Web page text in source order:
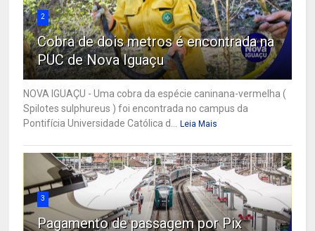
2
Cobra de dois metros é encontrada na
PUC de Nova Iguaçu
NOVA IGUAÇU - Uma cobra da espécie caninana-vermelha (
Spilotes sulphureus ) foi encontrada no campus da
Pontifícia Universidade Católica d...
Leia Mais
3
Pagamento de passagem por Pix